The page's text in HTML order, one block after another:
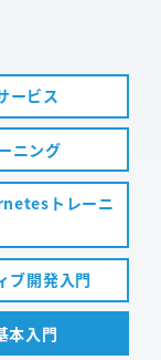
ービス
ニング
トレーニ
ブ開発入門
本入門